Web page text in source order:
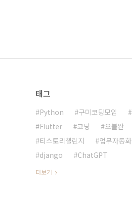
태그
Python 구미코딩모임
Flutter
코딩
오블완
티스토리챌린지
업무자동화
django
ChatGPT
더보기